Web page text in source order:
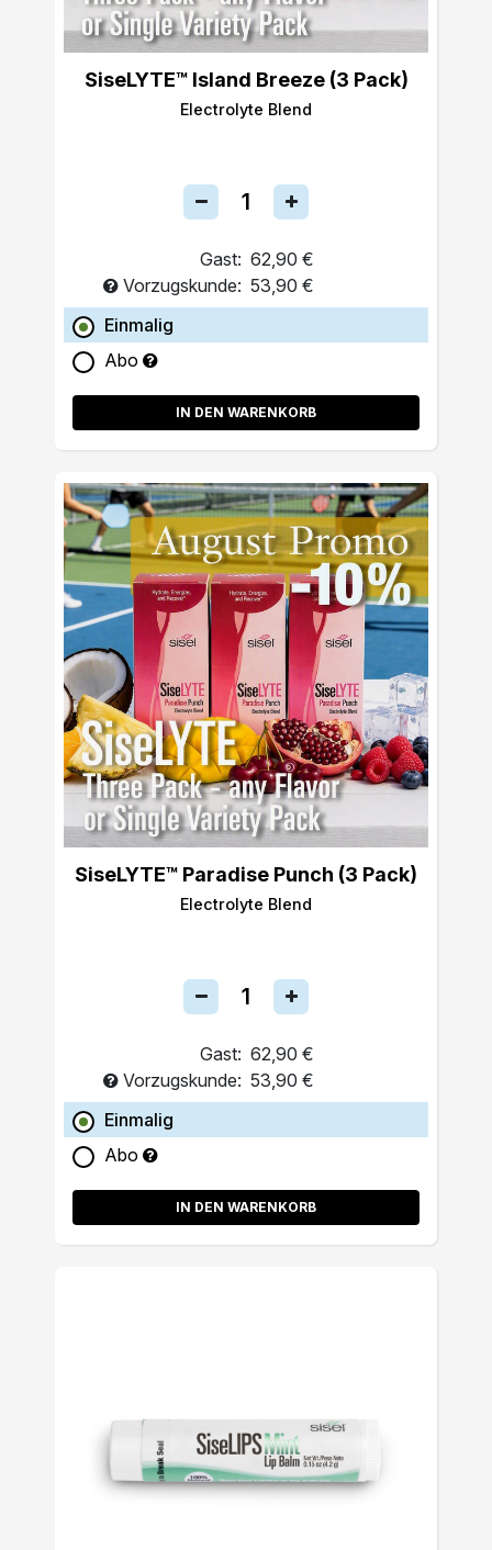
SiseLYTE™ Island Breeze (3 Pack)
Electrolyte Blend
Gast: 62,90 €
Vorzugskunde: 53,90 €
Einmalig
Abo
IN DEN WARENKORB
SiseLYTE™ Paradise Punch (3 Pack)
Electrolyte Blend
Gast: 62,90 €
Vorzugskunde: 53,90 €
Einmalig
Abo
IN DEN WARENKORB